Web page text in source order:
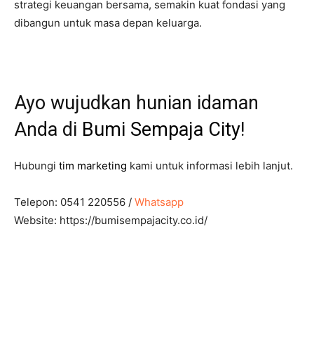
strategi keuangan bersama, semakin kuat fondasi yang
dibangun untuk masa depan keluarga.
Ayo wujudkan hunian idaman
Anda di Bumi Sempaja City!
Hubungi tim marketing kami untuk informasi lebih lanjut.
Telepon: 0541 220556 / Whatsapp
Website: https://bumisempajacity.co.id/